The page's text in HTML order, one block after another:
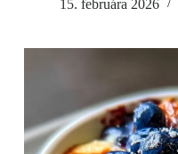
n
15. februára 2026